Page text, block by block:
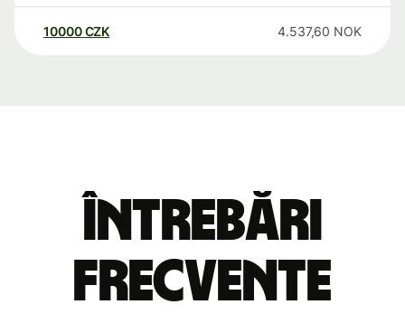
10000 CZK 4.537,60 NOK
Întrebări
frecvente